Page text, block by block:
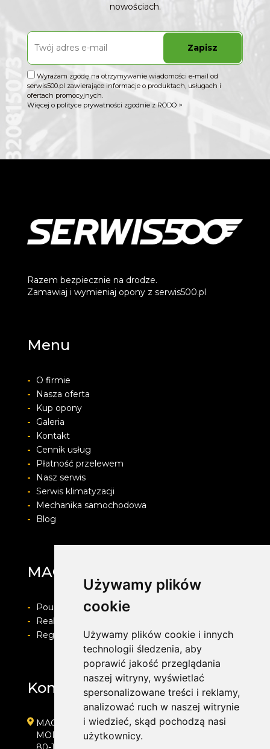
Używamy plików
cookie
Używamy plików cookie i innych
technologii śledzenia, aby
poprawić jakość przeglądania
naszej witryny, wyświetlać
spersonalizowane treści i reklamy,
analizować ruch w naszej witrynie
i wiedzieć, skąd pochodzą nasi
użytkownicy.
nowościach.
Zapisz
Wyrażam zgodę na otrzymywanie wiadomości e-mail od
serwis500.pl zawierające informacje o produktach, usługach i
ofertach promocyjnych.
Więcej o polityce prywatności zgodnie z RODO >
Razem bezpiecznie na drodze.
Zamawiaj i wymieniaj opony z serwis500.pl
Menu
-
O firmie
-
Nasza oferta
-
Kup opony
-
Galeria
-
Kontakt
-
Cennik usług
-
Płatność przelewem
-
Nasz serwis
- Serwis klimatyzacji
-
Mechanika samochodowa
-
Blog
MAG Opony
-
Pouczenie o prawie do odstapienia od umowy
-
Realizacja zamówienia i formy płatności
-
Regulamin i Polityka prywatności
Kontakt
MAG Opony
MORENOWA 6